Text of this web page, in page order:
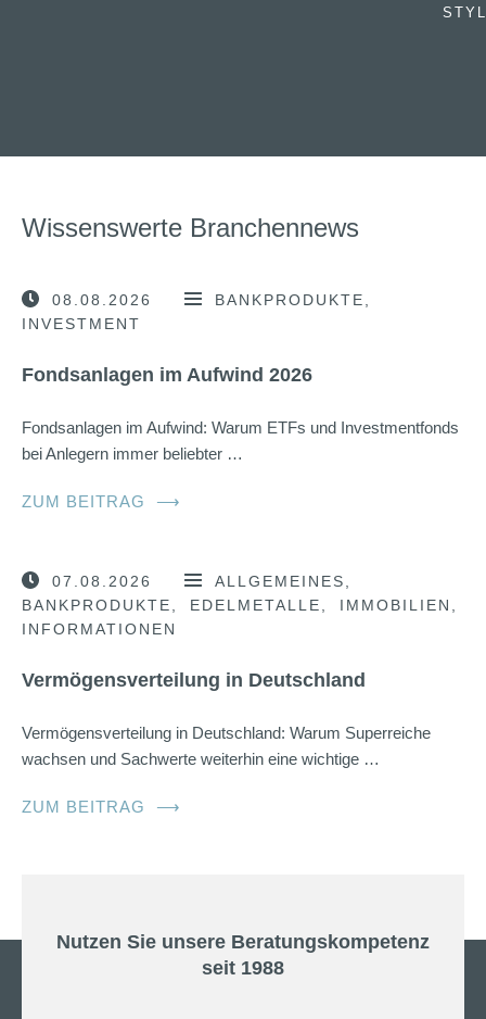
Wissenswerte Branchennews
08.08.2026
BANKPRODUKTE
INVESTMENT
Fondsanlagen im Aufwind 2026
Fondsanlagen im Aufwind: Warum ETFs und Investmentfonds
bei Anlegern immer beliebter …
ZUM BEITRAG ⟶
07.08.2026
ALLGEMEINES
BANKPRODUKTE
EDELMETALLE
IMMOBILIEN
INFORMATIONEN
Vermögensverteilung in Deutschland
Vermögensverteilung in Deutschland: Warum Superreiche
wachsen und Sachwerte weiterhin eine wichtige …
ZUM BEITRAG ⟶
Nutzen Sie unsere Beratungskompetenz
seit 1988